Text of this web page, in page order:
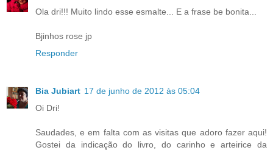
Ola dri!!! Muito lindo esse esmalte... E a frase be bonita...
Bjinhos rose jp
Responder
Bia Jubiart 17 de junho de 2012 às 05:04
Oi Dri!
Saudades, e em falta com as visitas que adoro fazer aqui!
Gostei da indicação do livro, do carinho e arteirice da